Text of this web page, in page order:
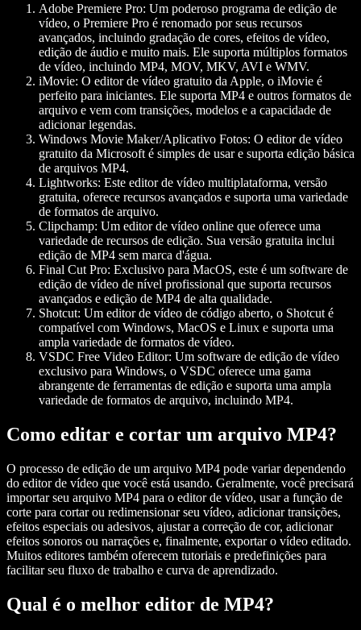
Adobe Premiere Pro: Um poderoso programa de edição de
vídeo, o Premiere Pro é renomado por seus recursos
avançados, incluindo gradação de cores, efeitos de vídeo,
edição de áudio e muito mais. Ele suporta múltiplos formatos
de vídeo, incluindo MP4, MOV, MKV, AVI e WMV.
iMovie: O editor de vídeo gratuito da Apple, o iMovie é
perfeito para iniciantes. Ele suporta MP4 e outros formatos de
arquivo e vem com transições, modelos e a capacidade de
adicionar legendas.
Windows Movie Maker/Aplicativo Fotos: O editor de vídeo
gratuito da Microsoft é simples de usar e suporta edição básica
de arquivos MP4.
Lightworks: Este editor de vídeo multiplataforma, versão
gratuita, oferece recursos avançados e suporta uma variedade
de formatos de arquivo.
Clipchamp: Um editor de vídeo online que oferece uma
variedade de recursos de edição. Sua versão gratuita inclui
edição de MP4 sem marca d'água.
Final Cut Pro: Exclusivo para MacOS, este é um software de
edição de vídeo de nível profissional que suporta recursos
avançados e edição de MP4 de alta qualidade.
Shotcut: Um editor de vídeo de código aberto, o Shotcut é
compatível com Windows, MacOS e Linux e suporta uma
ampla variedade de formatos de vídeo.
VSDC Free Video Editor: Um software de edição de vídeo
exclusivo para Windows, o VSDC oferece uma gama
abrangente de ferramentas de edição e suporta uma ampla
variedade de formatos de arquivo, incluindo MP4.
Como editar e cortar um arquivo MP4?
O processo de edição de um arquivo MP4 pode variar dependendo
do editor de vídeo que você está usando. Geralmente, você precisará
importar seu arquivo MP4 para o editor de vídeo, usar a função de
corte para cortar ou redimensionar seu vídeo, adicionar transições,
efeitos especiais ou adesivos, ajustar a correção de cor, adicionar
efeitos sonoros ou narrações e, finalmente, exportar o vídeo editado.
Muitos editores também oferecem tutoriais e predefinições para
facilitar seu fluxo de trabalho e curva de aprendizado.
Qual é o melhor editor de MP4?